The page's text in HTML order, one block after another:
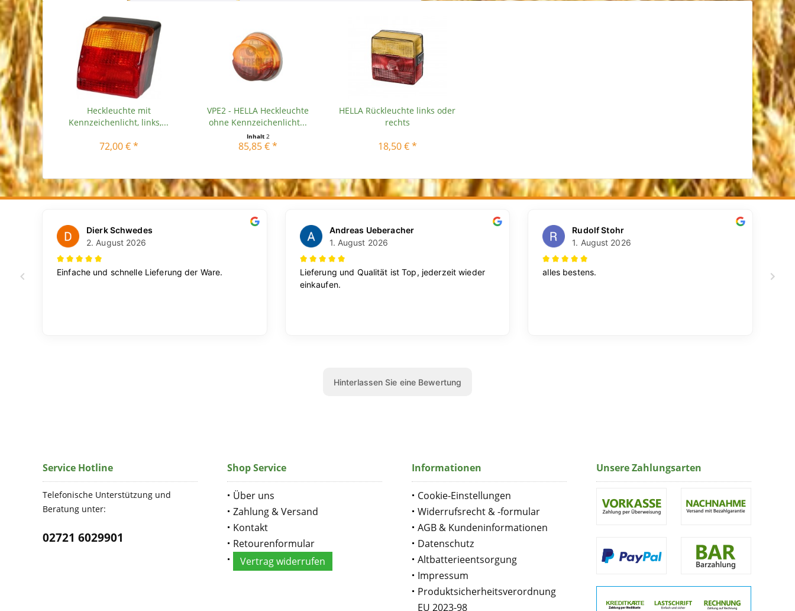
Heckleuchte mit
Kennzeichenlicht, links,...
72,00 € *
VPE2 - HELLA Heckleuchte
ohne Kennzeichenlicht...
Inhalt 2
85,85 € *
HELLA Rückleuchte links oder
rechts
18,50 € *
Service Hotline
Telefonische Unterstützung und
Beratung unter:
02721 6029901
Shop Service
Über uns
Zahlung & Versand
Kontakt
Retourenformular
Vertrag widerrufen
Informationen
Cookie-Einstellungen
Widerrufsrecht & -formular
AGB & Kundeninformationen
Datenschutz
Altbatterieentsorgung
Impressum
Produktsicherheitsverordnung
EU 2023-98
Unsere Zahlungsarten